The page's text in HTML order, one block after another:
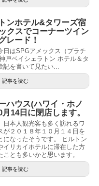
ンホテル&タワーズ宿
クスでコーナーツイン
レード！
日はSPGアメックス（プラチ
戸ベイシェラトン ホテル＆タ
記を書いて見たい...
記事を読む
ハウス(ハワイ・ホノ
14日に閉店します。
日本人観光客も多く訪れるワ
が２０１８年１０月１４日を
になったそうです。 ヒルトン
イリカイホテルに滞在した方
とも多いかと思います。
記事を読む